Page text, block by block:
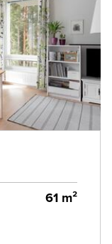
61 m²